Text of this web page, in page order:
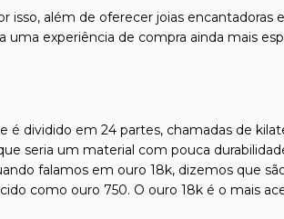
além de oferecer joias encantadoras
experiência de compra ainda mais
dividido em 24 partes, chamadas de
seria um material com pouca
falamos em ouro 18k, dizemos que
como ouro 750. O ouro 18k é o mais